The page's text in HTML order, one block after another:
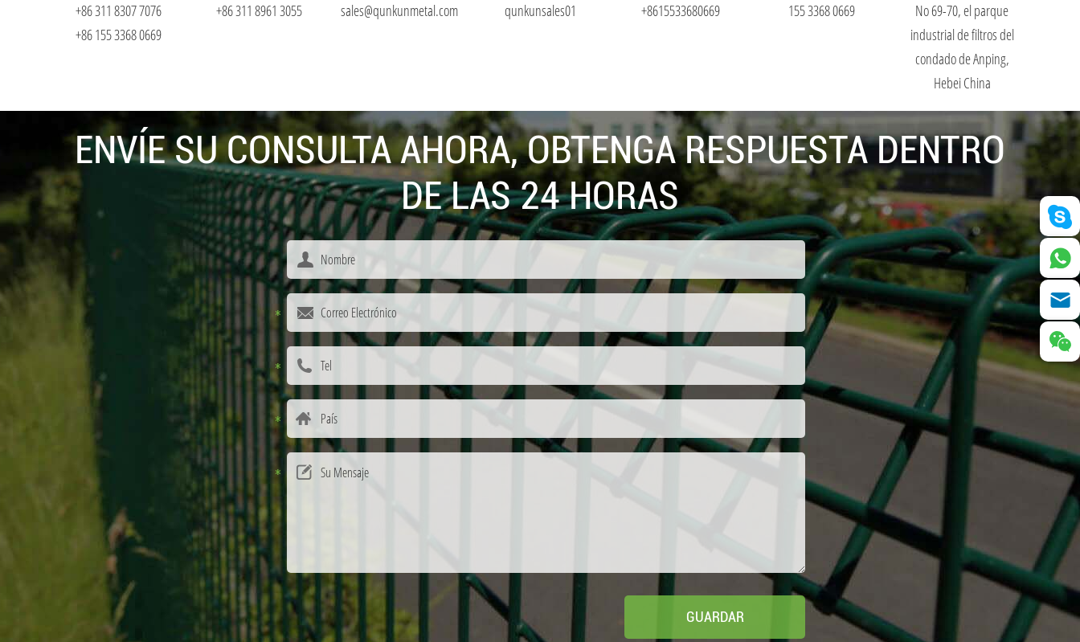
+86 311 8307 7076
+86 155 3368 0669
+86 311 8961 3055
sales@qunkunmetal.com
qunkunsales01
+8615533680669
155 3368 0669
No 69-70, el parque
industrial de filtros del
condado de Anping,
Hebei China
ENVÍE SU CONSULTA AHORA, OBTENGA RESPUESTA DENTRO
DE LAS 24 HORAS